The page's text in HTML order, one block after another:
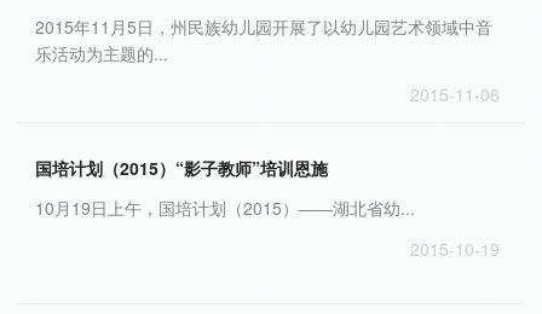
2015年11月5日，州民族幼儿园开展了以幼儿园艺术领域中音
乐活动为主题的...
2015-11-06
国培计划（2015）“影子教师”培训恩施
10月19日上午，国培计划（2015）——湖北省幼...
2015-10-19